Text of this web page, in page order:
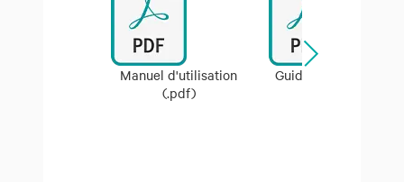
Manuel d'utilisation
(.pdf)
Guide de démarrage